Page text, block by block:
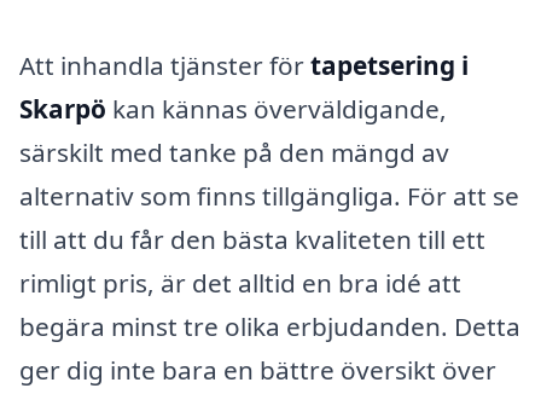
Att inhandla tjänster förtapetsering i
Skarpö kan kännas överväldigande,
särskilt med tanke på den mängd av
alternativ som finns tillgängliga. För att se
till att du får den bästa kvaliteten till ett
rimligt pris, är det alltid en bra idé att
begära minst tre olika erbjudanden. Detta
ger dig inte bara en bättre översikt över